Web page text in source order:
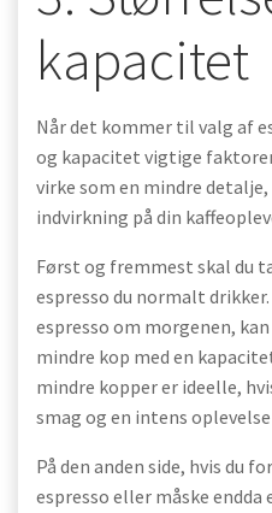
kapacitet
Når det kommer til valg af
og kapacitet vigtige
virke som en mindre
indvirkning på din
Først og fremmest skal du
espresso du normalt
espresso om morgenen,
mindre kop med en
mindre kopper er ideelle,
smag og en intens
På den anden side, hvis du
espresso eller måske endda